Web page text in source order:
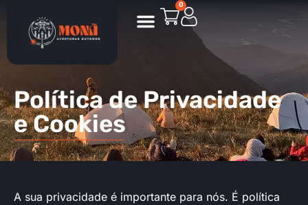
0
Política de Privacidade
e Cookies
A sua privacidade é importante para nós. É política